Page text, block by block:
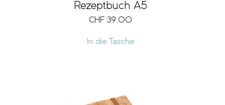
Rezeptbuch A5
CHF 39.00
In die Tasche